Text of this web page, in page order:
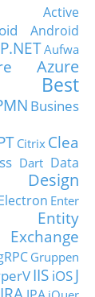
Active
Android
Aufwa
Azure
Best
Busines
Citrix Clea
Dart Data
Design
Enter
Entity
Exchange
Gruppen
IIS iOSJ